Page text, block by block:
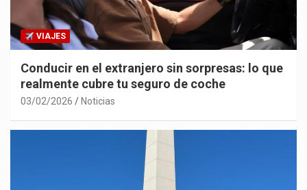
VIAJES
Conducir en el extranjero sin sorpresas: lo que
realmente cubre tu seguro de coche
03/02/2026 Noticias